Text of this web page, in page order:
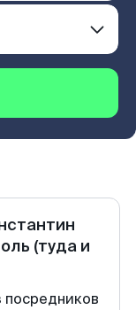
(туда и